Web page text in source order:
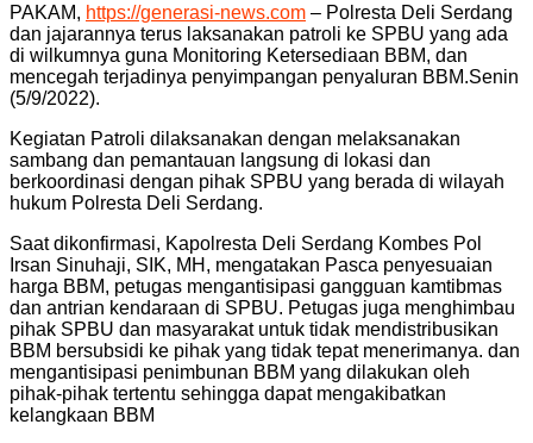
PAKAM, https://generasi-news.com – Polresta Deli Serdang
dan jajarannya terus laksanakan patroli ke SPBU yang ada
di wilkumnya guna Monitoring Ketersediaan BBM, dan
mencegah terjadinya penyimpangan penyaluran BBM.Senin
(5/9/2022).
Kegiatan Patroli dilaksanakan dengan melaksanakan
sambang dan pemantauan langsung di lokasi dan
berkoordinasi dengan pihak SPBU yang berada di wilayah
hukum Polresta Deli Serdang.
Saat dikonfirmasi, Kapolresta Deli Serdang Kombes Pol
Irsan Sinuhaji, SIK, MH, mengatakan Pasca penyesuaian
harga BBM, petugas mengantisipasi gangguan kamtibmas
dan antrian kendaraan di SPBU. Petugas juga menghimbau
pihak SPBU dan masyarakat untuk tidak mendistribusikan
BBM bersubsidi ke pihak yang tidak tepat menerimanya. dan
mengantisipasi penimbunan BBM yang dilakukan oleh
pihak-pihak tertentu sehingga dapat mengakibatkan
kelangkaan BBM